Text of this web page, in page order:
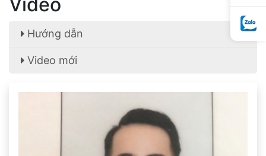
Hướng dẫn
Video mới